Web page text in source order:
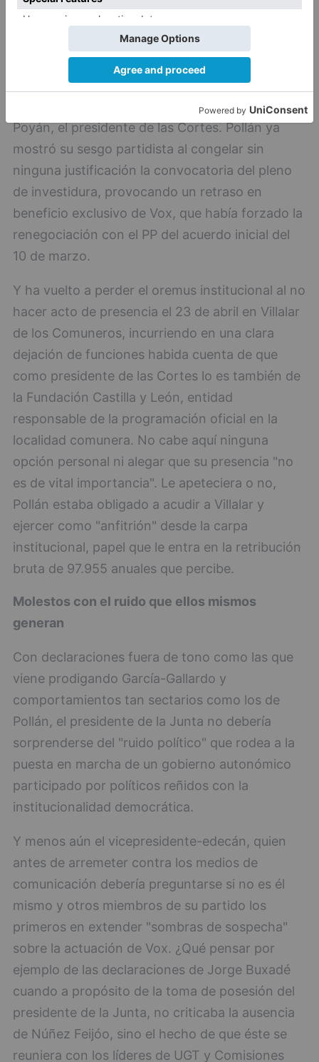
nombramiento llegó a incluir entre sus
supuestas funciones "la supervisión" de las
consejerías del PP.
Y otro que sigue sin querer entender su función
institucional es su compañero de partido Carlos
Poyán, el presidente de las Cortes. Pollán ya
mostró su sesgo partidista al congelar sin
ninguna justificación la convocatoria del pleno
de investidura, provocando un retraso en
beneficio exclusivo de Vox, que había forzado la
renegociación con el PP del acuerdo inicial del
10 de marzo.
Y ha vuelto a perder el oremus institucional al no
hacer acto de presencia el 23 de abril en Villalar
de los Comuneros, incurriendo en una clara
dejación de funciones habida cuenta de que
como presidente de las Cortes lo es también de
la Fundación Castilla y León, entidad
responsable de la programación oficial en la
localidad comunera. No cabe aquí ninguna
opción personal ni alegar que su presencia "no
es de vital importancia". Le apeteciera o no,
Pollán estaba obligado a acudir a Villalar y
ejercer como "anfitrión" desde la carpa
institucional, papel que le entra en la retribución
bruta de 97.955 anuales que percibe.
Molestos con el ruido que ellos mismos
generan
Con declaraciones fuera de tono como las que
viene prodigando García-Gallardo y
comportamientos tan sectarios como los de
Pollán, el presidente de la Junta no debería
sorprenderse del "ruido político" que rodea a la
puesta en marcha de un gobierno autonómico
participado por políticos reñidos con la
institucionalidad democrática.
Y menos aún el vicepresidente-edecán, quien
antes de arremeter contra los medios de
comunicación debería preguntarse si no es él
mismo y otros miembros de su partido los
primeros en extender "sombras de sospecha"
sobre la actuación de Vox. ¿Qué pensar por
ejemplo de las declaraciones de Jorge Buxadé
cuando a propósito de la toma de posesión del
presidente de la Junta, no criticaba la ausencia
de Núñez Feijóo, sino el hecho de que éste se
reuniera con los líderes de UGT y Comisiones